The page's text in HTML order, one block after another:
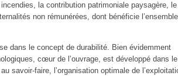
la contribution patrimoniale paysagère, le
non rémunérées, dont bénéficie
dans le concept de durabilité. Bien évidemment
cœur de l’ouvrage, est développé dans
savoir-faire, l’organisation optimale de